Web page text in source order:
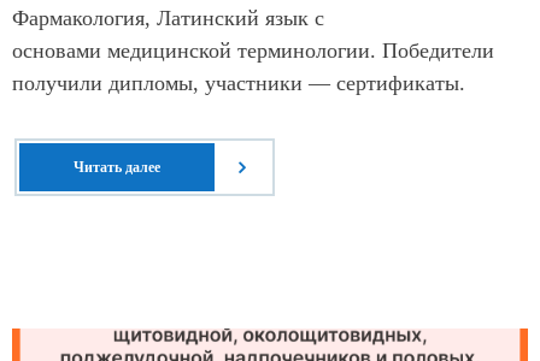
Фармакология, Латинский язык с
основами медицинской терминологии. Победители
получили дипломы, участники — сертификаты.
Читать далее